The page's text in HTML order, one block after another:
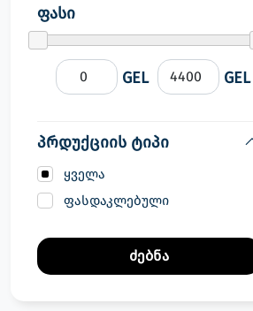
ფასი
GEL GEL
პრდუქციის ტიპი
ყველა
ფასდაკლებული
ძებნა